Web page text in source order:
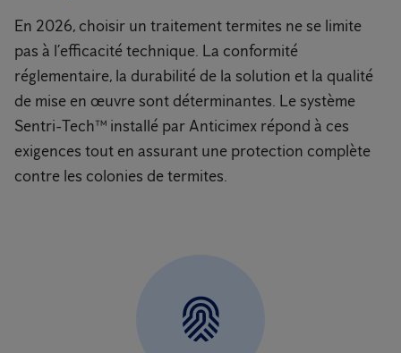
En 2026, choisir un traitement termites ne se limite
pas à l’efficacité technique. La conformité
réglementaire, la durabilité de la solution et la qualité
de mise en œuvre sont déterminantes. Le système
Sentri-Tech™ installé par Anticimex répond à ces
exigences tout en assurant une protection complète
contre les colonies de termites.